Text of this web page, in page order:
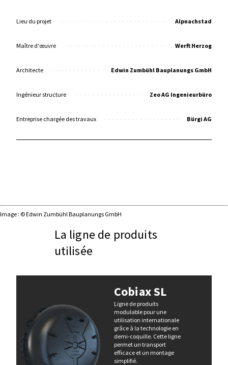
Lieu du projet Alpnachstad
Maître d'œuvre Werft Herzog
Architecte Edwin Zumbühl Bauplanungs GmbH
Ingénieur structure Zeo AG Ingenieurbüro
Entreprise chargée des travaux Bürgi AG
Image : © Edwin Zumbühl Bauplanungs GmbH
La ligne de produits
utilisée
Cobiax SL
Ligne de produits
modulable pour une
utilisation internationale
grâce à la technologie en
demi-coquille. Cette ligne
permet un transport
efficace et un montage
simplifié.